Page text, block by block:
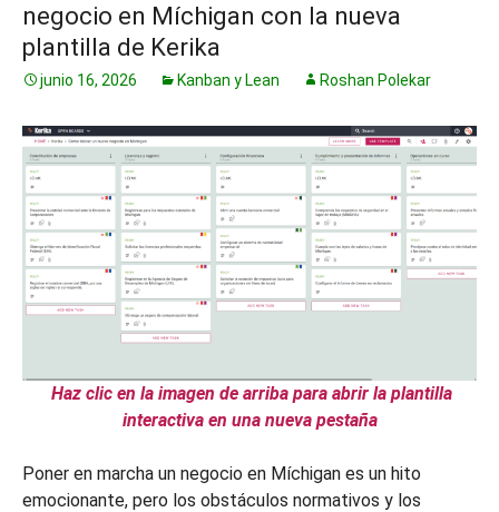
negocio en Míchigan con la nueva
plantilla de Kerika
junio 16, 2026 Kanban y Lean Roshan Polekar
Haz clic en la imagen de arriba para abrir la plantilla
interactiva en una nueva pestaña
Poner en marcha un negocio en Míchigan es un hito
emocionante, pero los obstáculos normativos y los